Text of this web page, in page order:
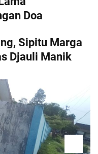
Doa
Sipitu Marga
Djauli Manik